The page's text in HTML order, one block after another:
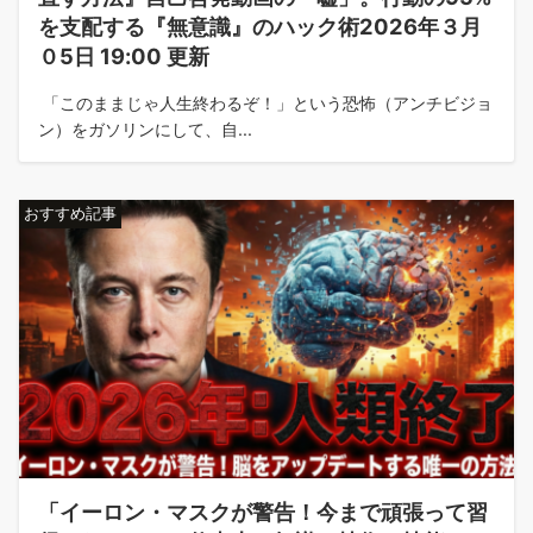
を支配する『無意識』のハック術2026年３月
０5日 19:00 更新
「このままじゃ人生終わるぞ！」という恐怖（アンチビジョ
ン）をガソリンにして、自...
おすすめ記事
「イーロン・マスクが警告！今まで頑張って習